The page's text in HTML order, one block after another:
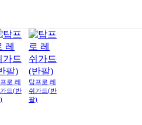
로 레
드(반
탑프로 레
쉬가드(반
팔)